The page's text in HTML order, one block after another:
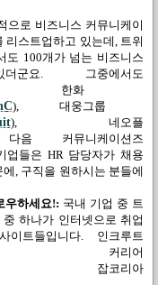
으로 비즈니스 커뮤니케이
리스트업하고 있는데
트위
도 100개가 넘는 비즈니스
군요
그중에서도
한화
), 대웅그룹
), 네오플
다음 커뮤니케이션즈
업들은 HR 담당자가 채용
구직을 원하시는 분들에
우하세요!: 국내 기업 중 트
하나가 인터넷으로 취업
트들입니다. 인크루트
커리어
잡코리아